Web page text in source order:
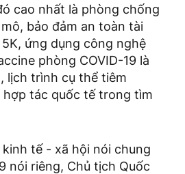
cao nhất là phòng chống
bảo đảm an toàn tài
ứng dụng công nghệ
phòng COVID-19 là
lịch trình cụ thể tiêm
hợp tác quốc tế trong tìm
tế - xã hội nói chung
nói riêng, Chủ tịch Quốc